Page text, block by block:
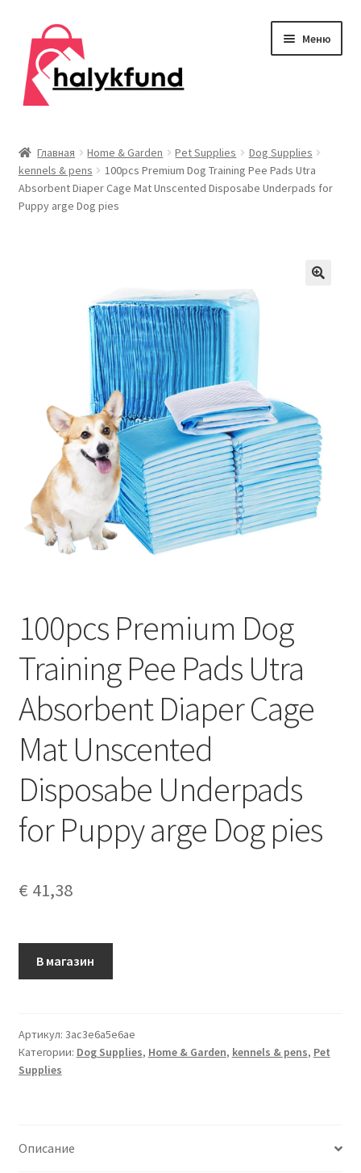
Перейти
навигации
Перейти
содержимому
Меню
Главная
О нас
Главная Home & Garden Pet Supplies
Dog Supplies
kennels & pens
100pcs Premium Dog Training Pee Pads Utra
Absorbent Diaper Cage Mat Unscented Disposabe Underpads for
Puppy arge Dog pies
100pcs Premium Dog
Training Pee Pads Utra
Absorbent Diaper Cage
Mat Unscented
Disposabe Underpads
for Puppy arge Dog pies
€ 41,38
В магазин
Артикул: 3ac3e6a5e6ae
Категории: Dog Supplies, Home & Garden, kennels & pens, Pet
Supplies
Описание